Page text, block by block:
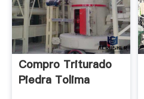
Compro Triturado
Piedra Tolima